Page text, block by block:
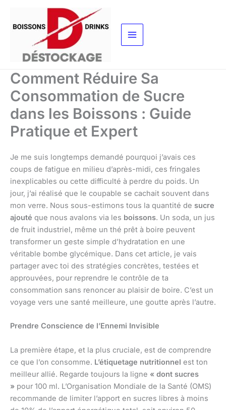
contenu
Comment Réduire Sa
Consommation de Sucre
dans les Boissons : Guide
Pratique et Expert
Je me suis longtemps demandé pourquoi j’avais ces
coups de fatigue en milieu d’après-midi, ces fringales
inexplicables ou cette difficulté à perdre du poids. Un
jour, j’ai réalisé que le coupable se cachait souvent dans
mon verre. Nous sous-estimons tous la quantité de sucre
ajouté que nous avalons via les boissons. Un soda, un jus
de fruit industriel, même un thé prêt à boire peuvent
transformer un geste simple d’hydratation en une
véritable bombe glycémique. Dans cet article, je vais
partager avec toi des stratégies concrètes, testées et
approuvées, pour reprendre le contrôle de ta
consommation sans renoncer au plaisir de boire. C’est un
voyage vers une santé meilleure, une goutte après l’autre.
Prendre Conscience de l’Ennemi Invisible
La première étape, et la plus cruciale, est de comprendre
ce que l’on consomme. L’étiquetage nutritionnel est ton
meilleur allié. Regarde toujours la ligne « dont sucres
» pour 100 ml. L’Organisation Mondiale de la Santé (OMS)
recommande de limiter l’apport en sucres libres à moins